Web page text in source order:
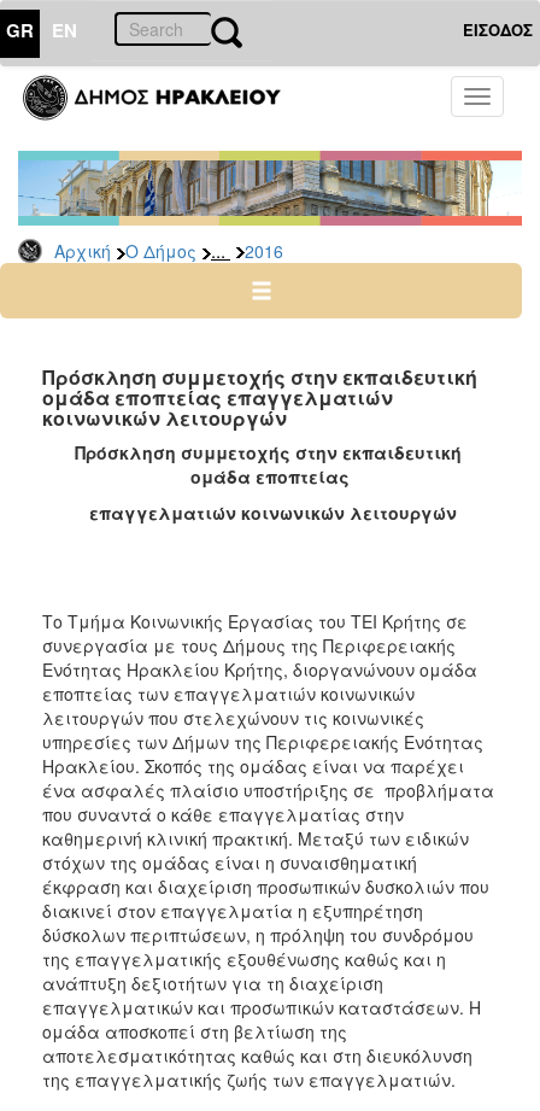
GR EN ΕΙΣΟΔΟΣ
Toggle
Αρχική Ο Δήμος ... 2016
ΔΗΜΟΣ
Δελτία
Τύπου
Αρχείο
2026
2024
2022
2019
2016
2015
2013
2012
2011
2010
2006
ΤΟΠΟΣ
ΠΟΛΙΤΙΣΜΟΣ
ΑΝΘΕΚΤΙΚΗ
Πρόσκληση συμμετοχής στην εκπαιδευτική
ομάδα εποπτείας επαγγελματιών
κοινωνικών λειτουργών
Πρόσκληση συμμετοχής στην εκπαιδευτική
ομάδα εποπτείας
επαγγελματιών κοινωνικών λειτουργών
Το Τμήμα Κοινωνικής Εργασίας του ΤΕΙ Κρήτης σε
συνεργασία με τους Δήμους της Περιφερειακής
Ενότητας Ηρακλείου Κρήτης, διοργανώνουν ομάδα
εποπτείας των επαγγελματιών κοινωνικών
λειτουργών που στελεχώνουν τις κοινωνικές
υπηρεσίες των Δήμων της Περιφερειακής Ενότητας
Ηρακλείου. Σκοπός της ομάδας είναι να παρέχει
ένα ασφαλές πλαίσιο υποστήριξης σε προβλήματα
που συναντά ο κάθε επαγγελματίας στην
καθημερινή κλινική πρακτική. Μεταξύ των ειδικών
στόχων της ομάδας είναι η συναισθηματική
έκφραση και διαχείριση προσωπικών δυσκολιών που
διακινεί στον επαγγελματία η εξυπηρέτηση
δύσκολων περιπτώσεων, η πρόληψη του συνδρόμου
της επαγγελματικής εξουθένωσης καθώς και η
ανάπτυξη δεξιοτήτων για τη διαχείριση
επαγγελματικών και προσωπικών καταστάσεων. Η
ομάδα αποσκοπεί στη βελτίωση της
αποτελεσματικότητας καθώς και στη διευκόλυνση
της επαγγελματικής ζωής των επαγγελματιών.